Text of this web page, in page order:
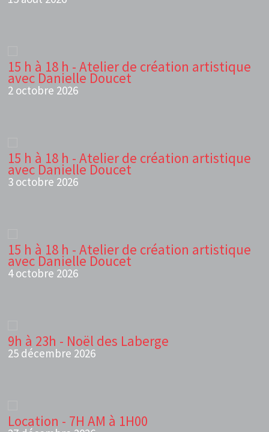
15 h à 18 h - Atelier de création artistique
avec Danielle Doucet
2 octobre 2026
15 h à 18 h - Atelier de création artistique
avec Danielle Doucet
3 octobre 2026
15 h à 18 h - Atelier de création artistique
avec Danielle Doucet
4 octobre 2026
9h à 23h - Noël des Laberge
25 décembre 2026
Location - 7H AM à 1H00